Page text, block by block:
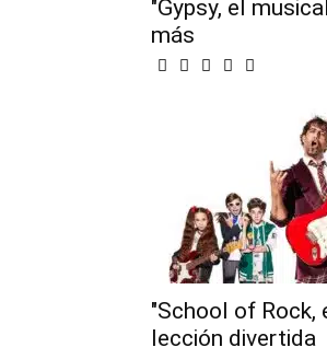
"Gypsy, el
más
"School of Rock,
lección divertida